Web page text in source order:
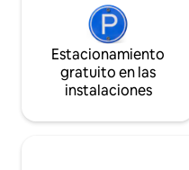
Estacionamiento
gratuito en las
instalaciones